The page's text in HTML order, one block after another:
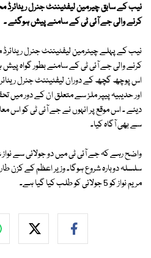
نیب کے سابق چیرمین لیفٹیننٹ جنرل
کرنے والی جے آئی ٹی کے سامنے پیش ہوگئے ۔
نیب کے پہلے چیئرمین لیفٹیننٹ جنرل
کرنے والی جے آئی ٹی کے سامنے بطور گواہ
اس پوچھ گچھ کے دوران لیفٹیننٹ جنرل ریٹائرڈ
اور حدیبیہ پیپر ملز سے متعلق ان کے دور
دیئے ۔ اس موقع پر انہوں نے جے آئی ٹی کو اس
سے بھی آگاہ کیا۔
واضح رہے کہ جے آئی ٹی میں دو جولائی سے
مریم نواز کو 5 جولائی کو طلب کیا گیا ہے۔